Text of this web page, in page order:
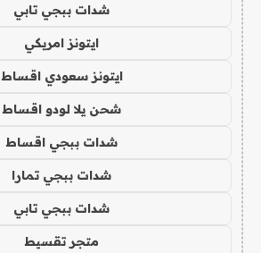
شدات ببجي تابي
ايتونز امريكي
ايتونز سعودي اقساط
شحن يلا لودو اقساط
شدات ببجي اقساط
شدات ببجي تمارا
شدات ببجي تابي
متجر تقسيط